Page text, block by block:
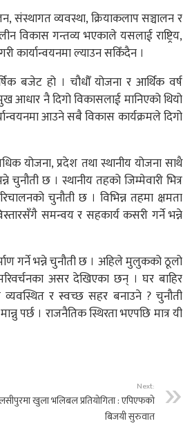
संस्थागत व्यवस्था, क्रियाकलाप सञ्चालन र
विकास गन्तव्य भएकाले यसलाई राष्ट्रिय,
कार्यान्वयनमा ल्याउन सकिँदैन ।
बजेट हो । चौधौँ योजना र आर्थिक वर्ष
आधार नै दिगो विकासलाई मानिएको थियो
आउने सबै विकास कार्यक्रमले दिगो
योजना, प्रदेश तथा स्थानीय योजना साथै
चुनौती छ । स्थानीय तहको जिम्मेवारी भित्र
चुनौती छ । विभिन्न तहमा क्षमता
समन्वय र सहकार्य कसरी गर्ने भन्ने
गर्ने भन्ने चुनौती छ । अहिले मुलुकको ठूलो
असर देखिएका छन् । घर बाहिर
र स्वच्छ सहर बनाउने ? चुनौती
पर्छ । राजनैतिक स्थिरता भएपछि मात्र यी
Next:
खुला भलिबल प्रतियोगिता : एपिएफको
बिजयी सुरुवात